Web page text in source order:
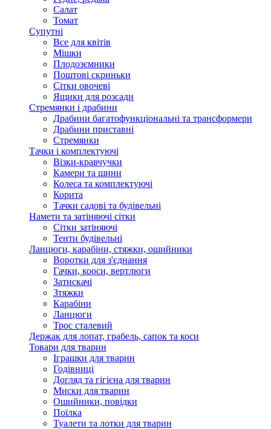
Салат
Томат
Супутні
Все для квітів
Мішки
Плодозємники
Поштові скриньки
Сітки овочеві
Ящики для розсади
Стремянки і драбини
Драбини багатофункціональні та трансформери
Драбини приставні
Стремянки
Тачки і комплектуючі
Візки-кравчучки
Камери та шини
Колеса та комплектуючі
Корита
Тачки садові та будівельні
Намети та затіняючі сітки
Сітки затіняючі
Тенти будівельні
Ланцюги, карабіни, стяжки, ошийники
Воротки для з'єднання
Гачки, кооси, вертлюги
Затискачі
Зтяжки
Карабіни
Ланцюги
Трос сталевий
Держак для лопат, грабель, сапок та коси
Товари для тварин
Іграшки для тварин
Годівниці
Догляд та гігієна для тварин
Миски для тварин
Ошийники, повідки
Поїлка
Туалети та лотки для тварин